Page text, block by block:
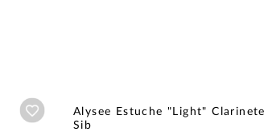
Añadir a wishlist
Alysee Estuche "Light" Clarinete
Sib